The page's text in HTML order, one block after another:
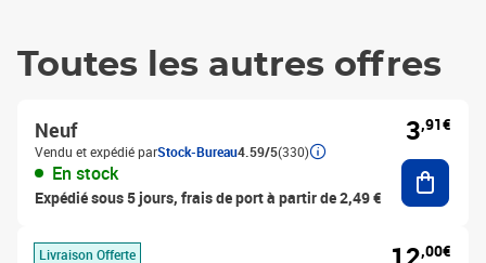
Toutes les autres offres
Neuf
Vendu et expédié parStock-Bureau4.59/5(330)
En stock
Expédié sous 5 jours, frais de port à partir de 2,49 €
3,91€
Livraison Offerte ,00€